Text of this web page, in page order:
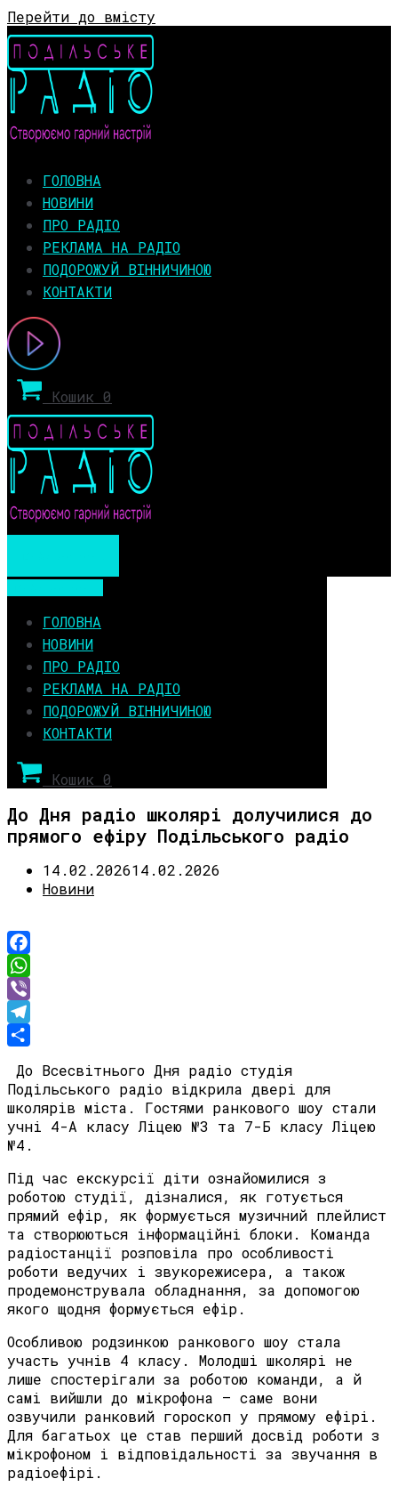
Перейти до вмісту
ГОЛОВНА
НОВИНИ
ПРО РАДІО
РЕКЛАМА НА РАДІО
ПОДОРОЖУЙ ВІННИЧИНОЮ
КОНТАКТИ
Кошик 0
ГОЛОВНА
НОВИНИ
ПРО РАДІО
РЕКЛАМА НА РАДІО
ПОДОРОЖУЙ ВІННИЧИНОЮ
КОНТАКТИ
Кошик 0
До Дня радіо школярі долучилися до
прямого ефіру Подільського радіо
14.02.202614.02.2026
Новини
Facebook
WhatsApp
Viber
Telegram
До Всесвітнього Дня радіо студія
Подільського радіо відкрила двері для
школярів міста. Гостями ранкового шоу стали
учні 4-А класу Ліцею №3 та 7-Б класу Ліцею
№4.
Під час екскурсії діти ознайомилися з
роботою студії, дізналися, як готується
прямий ефір, як формується музичний плейлист
та створюються інформаційні блоки. Команда
радіостанції розповіла про особливості
роботи ведучих і звукорежисера, а також
продемонструвала обладнання, за допомогою
якого щодня формується ефір.
Особливою родзинкою ранкового шоу стала
участь учнів 4 класу. Молодші школярі не
лише спостерігали за роботою команди, а й
самі вийшли до мікрофона — саме вони
озвучили ранковий гороскоп у прямому ефірі.
Для багатьох це став перший досвід роботи з
мікрофоном і відповідальності за звучання в
радіоефірі.